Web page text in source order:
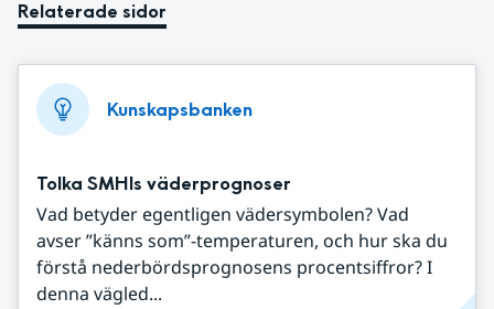
Relaterade sidor
Kunskapsbanken
Tolka SMHIs väderprognoser
Vad betyder egentligen vädersymbolen? Vad
avser ”känns som”-temperaturen, och hur ska du
förstå nederbördsprognosens procentsiffror? I
denna vägled...